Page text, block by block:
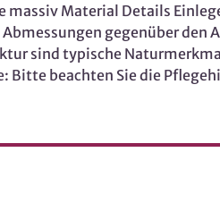
Material Details
gegenüber
sind typische
beachten Sie die